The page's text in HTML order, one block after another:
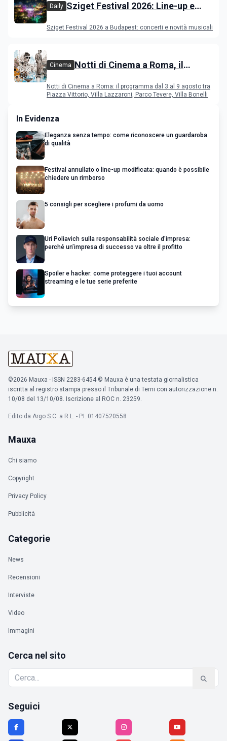
Daily Sziget Festival 2026: Line-up e
Sziget Festival 2026 a Budapest: concerti e novità musicali
Cinema Notti di Cinema a Roma, il
Notti di Cinema a Roma: il programma dal 3 al 9 agosto tra
Piazza Vittorio, Villa Lazzaroni, Parco Tevere, Villa Bonelli
In Evidenza
Eleganza senza tempo: come riconoscere un guardaroba
di qualità
Festival annullato o line-up modificata: quando è possibile
chiedere un rimborso
5 consigli per scegliere i profumi da uomo
Uri Poliavich sulla responsabilità sociale d’impresa:
perché un’impresa di successo va oltre il profitto
Spoiler e hacker: come proteggere i tuoi account
streaming e le tue serie preferite
©2026 Mauxa - ISSN 2283-6454 © Mauxa è una testata giornalistica
iscritta al registro stampa presso il Tribunale di Terni con autorizzazione n.
10/08 del 13/10/08. Iscrizione al ROC n. 23259.
Edito da Argo S.C. a R.L. - P.I. 01407520558
Mauxa
Chi siamo
Copyright
Privacy Policy
Pubblicità
Categorie
News
Recensioni
Interviste
Video
Immagini
Cerca nel sito
Seguici